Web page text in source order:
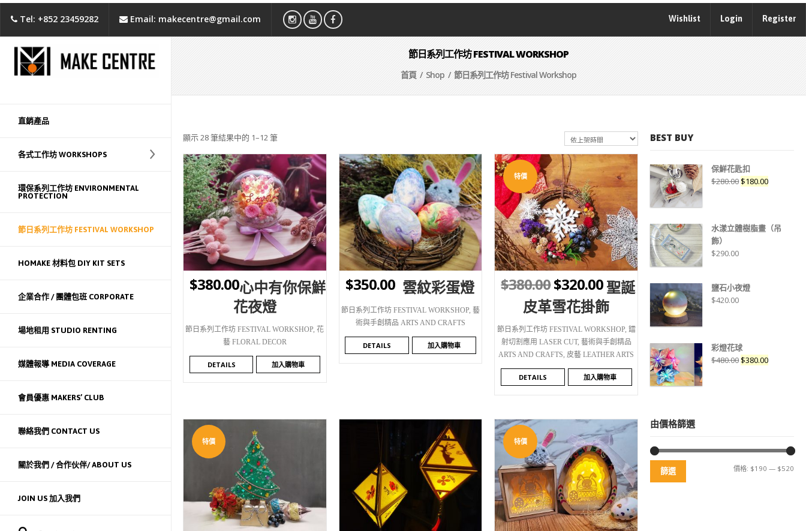
Tel: +852 23459282 Email: makecentre@gmail.com Wishlist Login Register
直銷產品
各式工作坊 WORKSHOPS
環保系列工作坊 ENVIRONMENTAL
PROTECTION
節日系列工作坊 FESTIVAL WORKSHOP
HOMAKE 材料包 DIY KIT SETS
企業合作 / 團體包班 CORPORATE
場地租用 STUDIO RENTING
媒體報導 MEDIA COVERAGE
會員優惠 MAKERS’ CLUB
聯絡我們 CONTACT US
關於我們 / 合作伙伴/ ABOUT US
JOIN US 加入我們
節日系列工作坊 FESTIVAL WORKSHOP
首頁/ Shop / 節日系列工作坊 Festival Workshop
顯示 28 筆結果中的 1–12 筆
WISHLIST
$380.00心中有你保鮮
花夜燈
節日系列工作坊 FESTIVAL WORKSHOP,花
藝 FLORAL DECOR
DETAILS 加入購物車
WISHLIST
$350.00 雲紋彩蛋燈
節日系列工作坊 FESTIVAL WORKSHOP,藝
術與手創精品 ARTS AND CRAFTS
DETAILS 加入購物車
特價
WISHLIST
$380.00$320.00聖誕
皮革雪花掛飾
節日系列工作坊 FESTIVAL WORKSHOP, 鐳
射切割應用 LASER CUT, 藝術與手創精品
ARTS AND CRAFTS,皮藝 LEATHER ARTS
DETAILS 加入購物車
特價
WISHLIST WISHLIST
特價
WISHLIST
BEST BUY
保鮮花匙扣
$280.00 $180.00
水漾立體樹脂畫（吊
飾）
$290.00
鹽石小夜燈
$420.00
彩燈花球
$480.00 $380.00
由價格篩選
篩選 價格: $190 — $520